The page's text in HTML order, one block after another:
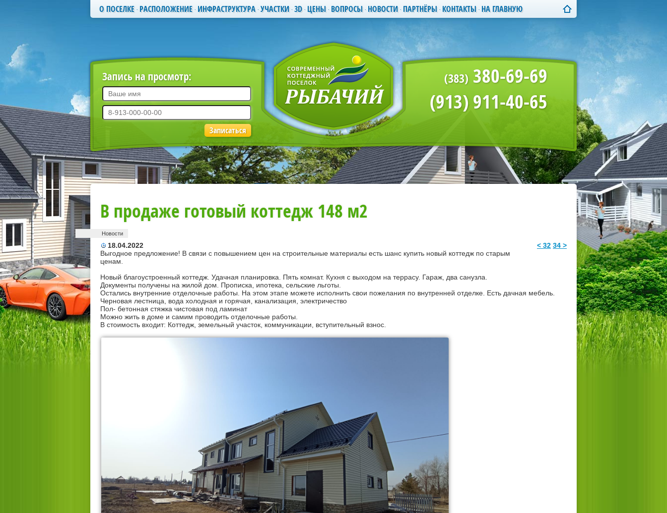
О ПОСЕЛКЕ РАСПОЛОЖЕНИЕ ИНФРАСТРУКТУРА УЧАСТКИ 3D ЦЕНЫ ВОПРОСЫ НОВОСТИ ПАРТНЁРЫ КОНТАКТЫ НА ГЛАВНУЮ
(383)380-69-69
(913) 911-40-65
Запись на просмотр:
В продаже готовый коттедж 148 м2
Новости
< 32 34 >
18.04.2022
Выгодное предложение! В связи с повышением цен на строительные материалы есть шанс купить новый коттедж по старым
ценам.
Новый благоустроенный коттедж. Удачная планировка. Пять комнат. Кухня с выходом на террасу. Гараж, два санузла.
Документы получены на жилой дом. Прописка, ипотека, сельские льготы.
Остались внутренние отделочные работы. На этом этапе можете исполнить свои пожелания по внутренней отделке. Есть дачная мебель.
Черновая лестница, вода холодная и горячая, канализация, электричество
Пол- бетонная стяжка чистовая под ламинат
Можно жить в доме и самим проводить отделочные работы.
В стоимость входит: Коттедж, земельный участок, коммуникации, вступительный взнос.